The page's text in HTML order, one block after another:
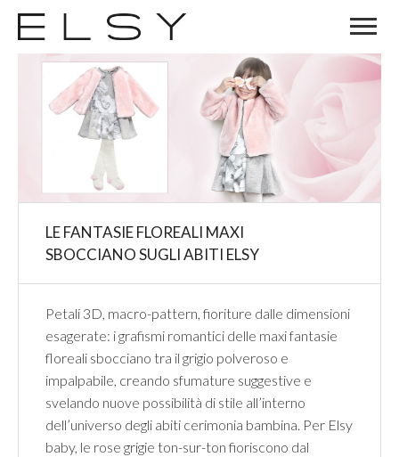
02
OTT
LE FANTASIE FLOREALI MAXI
SBOCCIANO SUGLI ABITI ELSY
Petali 3D, macro-pattern, fioriture dalle dimensioni
esagerate: i grafismi romantici delle maxi fantasie
floreali sbocciano tra il grigio polveroso e
impalpabile, creando sfumature suggestive e
svelando nuove possibilità di stile all’interno
dell’universo degli abiti cerimonia bambina. Per Elsy
baby, le rose grigie ton-sur-ton fioriscono dal